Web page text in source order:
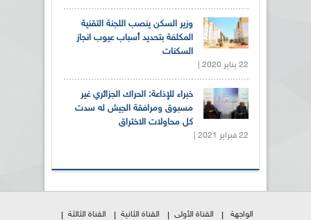
وزير السكن ينصب اللجنة التقنية
المكلفة بتحديد أسباب عيوب انجاز
السكنات
22 يناير 2020 |
خبراء للإذاعة: الحراك الجزائري غير
مسبوق ومرافقة الجيش له سدت
كل محاولات الاختراق
22 فبراير 2021 |
الواجهة القناة الأولى القناة الثانية القناة الثالثة